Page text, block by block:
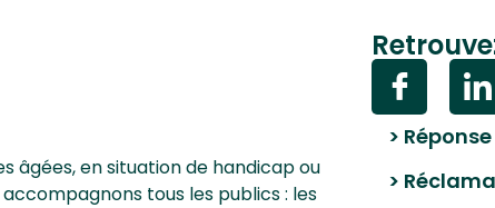
âgées, en situation de handicap ou
tous les publics : les
>
>